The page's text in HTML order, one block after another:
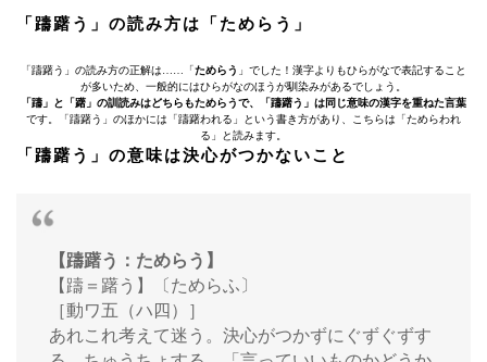
「躊躇う」の読み方は「ためらう」
「躊躇う」の読み方の正解は……「ためらう 」でした！漢字よりもひらがなで表記すること
が多いため、一般的にはひらがなのほうが馴染みがあるでしょう。
「躊」と「躇」の訓読みはどちらもためらうで、「躊躇う」は同じ意味の漢字を重ねた言葉
です。「躊躇う」のほかには「躊躇われる」という書き方があり、こちらは「ためらわれ
る」と読みます。
「躊躇う」の意味は決心がつかないこと
【躊躇う：ためらう】
【躊＝躇う】〔ためらふ〕
［動ワ五（ハ四）］
あれこれ考えて迷う。決心がつかずにぐずぐずす